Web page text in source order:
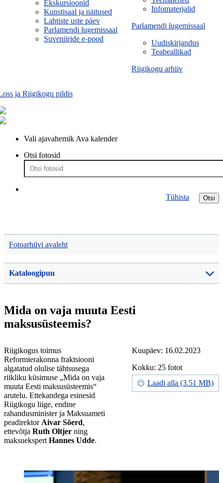
Infomaterjalid
Parlamendi lugemissaal
Uudiskirjandus
Teabeallikad
Riigikogu arhiiv
Ekskursioonid
Kunstisaal ja näitused
Lahtiste uste päev
Parlamendi lugemissaal
Suveniiride e-pood
ja Riigikogu pildis
Vali ajavahemik Ava kalender
Otsi fotosid
Otsi
Tühista
Fotoarhiivi avaleht
Kataloogipuu
Mida on vaja muuta Eesti
maksusüsteemis?
Kuupäev: 16.02.2023
Kokku: 25 fotot
Laadi alla (3.51 MB)
Riigikogus toimus
Reformierakonna fraktsiooni
algatatud olulise tähtsusega
riikliku küsimuse „Mida on vaja
muuta Eesti maksusüsteemis“
arutelu. Ettekandega esinesid
Riigikogu liige, endine
rahandusminister ja Maksuameti
peadirektor Aivar Sõerd,
ettevõtja Ruth Oltjer ning
maksuekspert Hannes Udde.